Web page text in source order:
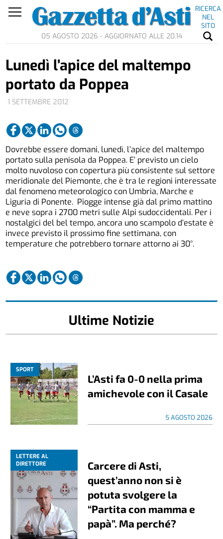
RICERCA
NEL
SITO
05 AGOSTO 2026 - AGGIORNATO ALLE 20.14
1 SETTEMBRE 2012
Lunedì l’apice del maltempo
portato da Poppea
Dovrebbe essere domani, lunedì, l’apice del maltempo
portato sulla penisola da Poppea. E’ previsto un cielo
molto nuvoloso con copertura più consistente sul settore
meridionale del Piemonte, che è tra le regioni interessate
dal fenomeno meteorologico con Umbria, Marche e
Liguria di Ponente. Piogge intense già dal primo mattino
e neve sopra i 2700 metri sulle Alpi sudoccidentali. Per i
nostalgici del bel tempo, ancora uno scampolo d’estate è
invece previsto il prossimo fine settimana, con
temperature che potrebbero tornare attorno ai 30°.
Ultime Notizie
SPORT
L’Asti fa 0-0 nella prima
amichevole con il Casale
5 AGOSTO 2026
LETTERE AL
DIRETTORE
Carcere di Asti,
quest’anno non si è
potuta svolgere la
“Partita con mamma e
papà”. Ma perché?